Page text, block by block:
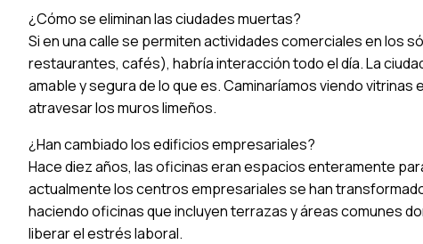
¿Cómo se eliminan las ciudades muertas?
Si en una calle se permiten actividades comerciales en los
restaurantes, cafés), habría interacción todo el día. La
amable y segura de lo que es. Caminaríamos viendo vitrinas
atravesar los muros limeños.
¿Han cambiado los edificios empresariales?
Hace diez años, las oficinas eran espacios enteramente
actualmente los centros empresariales se han
haciendo oficinas que incluyen terrazas y áreas comunes
liberar el estrés laboral.